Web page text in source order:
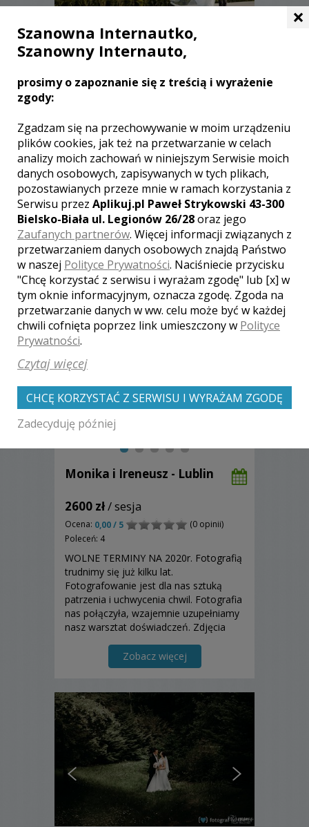
Jarosław - Lublin
Ocena:0,00 / 5
(0 opinii)
Poleceń: 5
Fotografia to przede wszystkim
emocje. Szukacie kreatywnego
fotografa lub operatora kamery?
Zapraszam!
Zobacz więcej
Monika i Ireneusz - Lublin
2600 zł/ sesja
Ocena: 0,00 / 5
(0 opinii)
Poleceń: 4
WOLNE TERMINY NA 2020r. Fotografią
trudnimy się już kilku lat.
Fotografowanie jest dla nas sztuką
patrzenia i uchwycenia chwil. Fotografia
nas połączyła, wzajemnie uzupełniamy
nasz warsztat doświadczeń. Zdjęcia
albumach ślubnych, fotoksiążkach lub
pudełkach
Zobacz więcej
×
Szanowna Internautko,
Szanowny Internauto,
prosimy o zapoznanie się z treścią i wyrażenie
zgody:
Zgadzam się na przechowywanie w moim urządzeniu
plików cookies, jak też na przetwarzanie w celach
analizy moich zachowań w niniejszym Serwisie moich
danych osobowych, zapisywanych w tych plikach,
pozostawianych przeze mnie w ramach korzystania z
Serwisu przez Aplikuj.pl Paweł Strykowski 43-300
Bielsko-Biała ul. Legionów 26/28oraz jego
Zaufanych partnerów. Więcej informacji związanych z
przetwarzaniem danych osobowych znajdą Państwo
w naszej Polityce Prywatności. Naciśniecie przycisku
"Chcę korzystać z serwisu i wyrażam zgodę" lub [x] w
tym oknie informacyjnym, oznacza zgodę. Zgoda na
przetwarzanie danych w ww. celu może być w każdej
chwili cofnięta poprzez link umieszczony w Polityce
Prywatności.
Czytaj więcej
CHCĘ KORZYSTAĆ Z SERWISU I WYRAŻAM ZGODĘ
Zadecyduję później